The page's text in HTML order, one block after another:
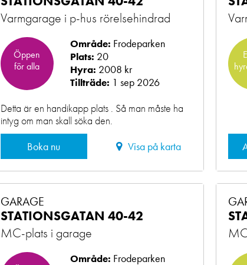
Varmgarage i p-hus rörelsehindrad
Öppen
för alla
Område: Frodeparken
Plats: 20
Hyra: 2008 kr
Tillträde: 1 sep 2026
Detta är en handikapp plats . Så man måste ha
intyg om man skall söka den.
Boka nu
Visa på karta
GARAGE
STATIONSGATAN 40-42
MC-plats i garage
Område: Frodeparken